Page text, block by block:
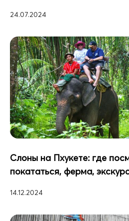
24.07.2024
Слоны на Пхукете: где
покататься, ферма,
14.12.2024